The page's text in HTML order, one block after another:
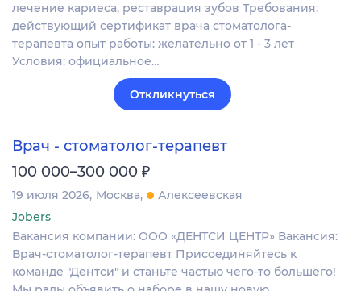
лечение кариеса, реставрация зубов Требования:
действующий сертификат врача стоматолога-
терапевта опыт работы: желательно от 1 - 3 лет
Условия: официальное…
Откликнуться
Врач - стоматолог-терапевт
100 000–300 000 ₽
19 июля 2026 Москва
Алексеевская
Jobers
Вакансия компании: ООО «ДЕНТСИ ЦЕНТР» Вакансия:
Врач-стоматолог-терапевт Присоединяйтесь к
команде "Дентси" и станьте частью чего-то большего!